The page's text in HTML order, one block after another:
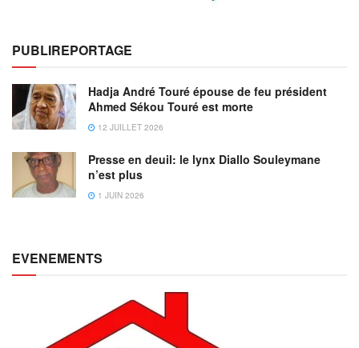
PUBLIREPORTAGE
Hadja André Touré épouse de feu président
Ahmed Sékou Touré est morte
12 JUILLET 2026
Presse en deuil: le lynx Diallo Souleymane
n’est plus
1 JUIN 2026
EVENEMENTS